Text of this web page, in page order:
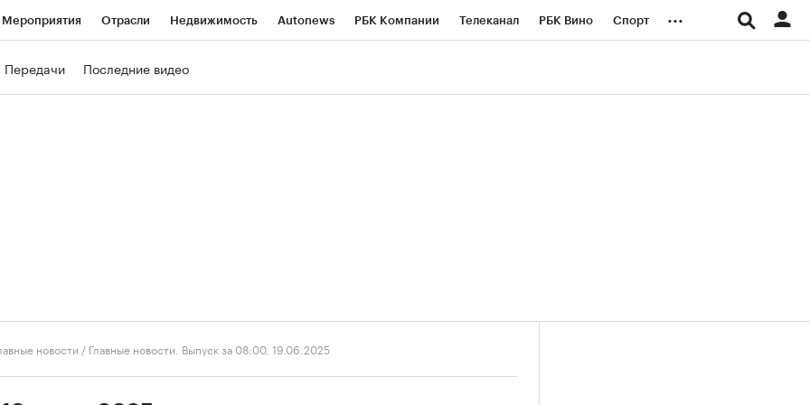
Мероприятия Отрасли Недвижимость Autonews РБК Компании Телеканал РБК Вино Спорт ...
Передачи Последние видео
новости / Главные новости. Выпуск за 08:00, 19.06.2025